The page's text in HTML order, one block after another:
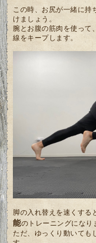
この時、お尻が一緒に持
けましょう。
腕とお腹の筋肉を使って
線をキープします。
脚の入れ替えを速くする
能のトレーニングになり
ただ、ゆっくり動いても